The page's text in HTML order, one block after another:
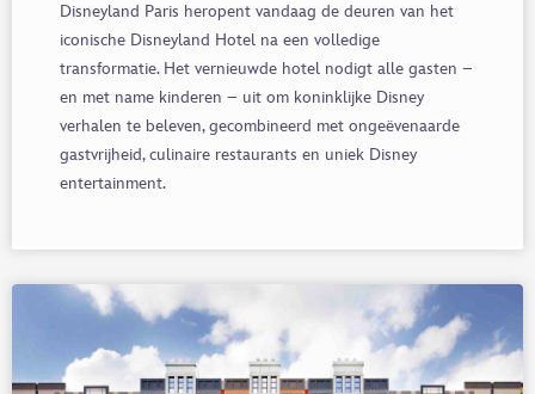
Disneyland Paris heropent vandaag de deuren van het
iconische Disneyland Hotel na een volledige
transformatie. Het vernieuwde hotel nodigt alle gasten –
en met name kinderen – uit om koninklijke Disney
verhalen te beleven, gecombineerd met ongeëvenaarde
gastvrijheid, culinaire restaurants en uniek Disney
entertainment.